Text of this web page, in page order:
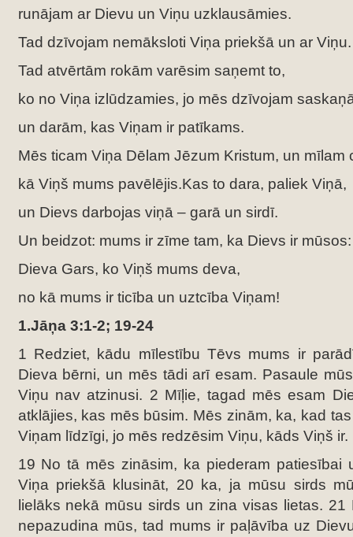
runājam ar Dievu un Viņu uzklausāmies.
Tad dzīvojam nemāksloti Viņa priekšā un ar Viņu.
Tad atvērtām rokām varēsim saņemt to,
ko no Viņa izlūdzamies, jo mēs dzīvojam
un darām, kas Viņam ir patīkams.
Mēs ticam Viņa Dēlam Jēzum Kristum, un mīlam
kā Viņš mums pavēlējis.Kas to dara, paliek Viņā,
un Dievs darbojas viņā – garā un sirdī.
Un beidzot: mums ir zīme tam, ka Dievs ir mūsos:
Dieva Gars, ko Viņš mums deva,
no kā mums ir ticība un uztcība Viņam!
1.Jāņa 3:1-2; 19-24
1 Redziet, kādu mīlestību Tēvs mums ir
Dieva bērni, un mēs tādi arī esam. Pasaule
Viņu nav atzinusi. 2 Mīļie, tagad mēs esam
atklājies, kas mēs būsim. Mēs zinām, ka, kad
Viņam līdzīgi, jo mēs redzēsim Viņu, kāds Viņš ir.
19 No tā mēs zināsim, ka piederam patiesībai
Viņa priekšā klusināt, 20 ka, ja mūsu sirds
lielāks nekā mūsu sirds un zina visas lietas.
nepazudina mūs, tad mums ir paļāvība uz